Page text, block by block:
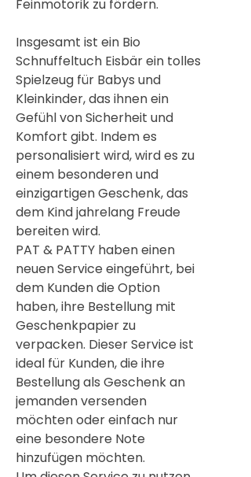
Feinmotorik zu fördern.
Insgesamt ist ein Bio
Schnuffeltuch Eisbär ein tolles
Spielzeug für Babys und
Kleinkinder, das ihnen ein
Gefühl von Sicherheit und
Komfort gibt. Indem es
personalisiert wird, wird es zu
einem besonderen und
einzigartigen Geschenk, das
dem Kind jahrelang Freude
bereiten wird.
PAT & PATTY haben einen
neuen Service eingeführt, bei
dem Kunden die Option
haben, ihre Bestellung mit
Geschenkpapier zu
verpacken. Dieser Service ist
ideal für Kunden, die ihre
Bestellung als Geschenk an
jemanden versenden
möchten oder einfach nur
eine besondere Note
hinzufügen möchten.